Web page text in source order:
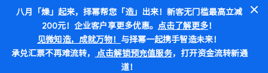
八月「燥」起来，择幂帮您「造」出来！新客无门槛最高立减
200元！企业客户享更多优惠。 点击了解更多！
见微知造，成就万物！ 与择幂一起携手智造未来！
承兑汇票不再难流转， 点击解锁预充值服务，打开资金流转新通
道！